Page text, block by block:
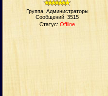
Группа: Администраторы
Сообщений: 3515
Статус: Offline